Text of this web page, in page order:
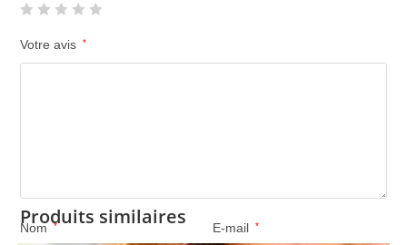
Votre avis *
Nom * E-mail *
Produits similaires